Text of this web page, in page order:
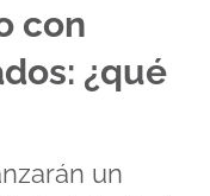
con
¿qué
un